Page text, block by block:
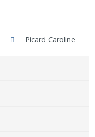
Picard Caroline